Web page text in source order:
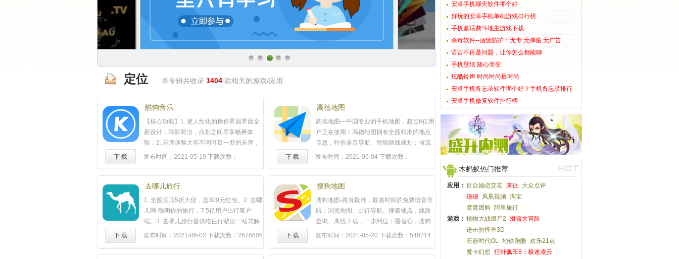
定位 本专辑共收录 1404 款相关的游戏/应用
酷狗音乐
【核心功能】1. 更人性化的操作界面界面全
新设计，清新简洁，点划之间尽享畅爽体
验；2. 乐库体验大有不同耳目一新的乐库，
新歌速递、权威榜单、精选歌单，你要找的
蛇(VIPER)专业打造的智能均衡环绕音，更有
多种预设音效，让同一首歌也有不同的味
道；4. 融合酷狗收音机音乐、情感、新
闻……聆听不同的声音，感受不同世界，重
拾不经意流去的调频时光；5. 随身携带的手
KTV、音乐厅、演唱会……多种音效，蝰蛇
(VIPER)音频渲染，让你开嗓即成天籁；6.
下 载 发布时间：2021-05-19 下载次数：
73752614
高德地图
高德地图---中国专业的手机地图，超过6亿用
户正在使用！高德地图拥有全面精准的地点
信息，特色语音导航、智能路线规划；省流
量、耗电低、空间占用小、体验流畅，是您
松查询路线，出行再无忧-超强公交规划能
力，优质路线唾手可得-步行规划再升级，室
内室外全程规划直达目的地精准导航-优质驾
车路线，精准路况，实时躲避拥堵-公交全程
导航，到站和换乘及时提醒，精准实时公
航，出行路上更开怀精准地图数据-深耕地图
领域多年，保障地点、道路、公交数据的高
下 载 发布时间：2021-06-04 下载次数：
13908409
去哪儿旅行
1. 全国酒店5折大促，送300元红包。2. 去哪
儿网-聪明你的旅行，7.5亿用户出行客户
端。3. 去哪儿旅行提供吃住行游娱一站式解
决方案，随时随地为旅行者提供机票、酒
旅行信息的深度搜索和简洁预定。超过80%
下 载 发布时间：2021-06-02 下载次数：2676606
搜狗地图
搜狗地图-路况最准，最省时间的免费语音导
航；浏览地图、出行导航、搜索地点，线路
查询、离线下载，一步到位；最省心，搜狗
地图有路线智能避堵；怕走错，搜狗地图有
电模式；听腻了女神，快来试试搜狗地图的
下 载 发布时间：2021-05-20 下载次数：548214
安卓手机聊天软件哪个好
好玩的安卓手机单机游戏排行榜
手机赢话费斗地主游戏下载
杀毒软件--顶级防护：无毒 无弹窗 无广告
语言不再是问题，让你怎么都能聊
手机壁纸 随心而变
炫酷铃声 时尚时尚最时尚
安卓手机备忘录软件哪个好？手机备忘录排行
榜安卓手机修复软件排行榜
木蚂蚁热门推荐
应用： 百合婚恋交友 来往
大众点评
碰碰 凤凰视频 淘宝
窝窝团购
阿里旅行
游戏： 植物大战僵尸2 滑雪大冒险
进击的怪兽3D
石器时代OL 地铁跑酷 欢乐21点
魔卡幻想 狂野飙车8：极速凌云